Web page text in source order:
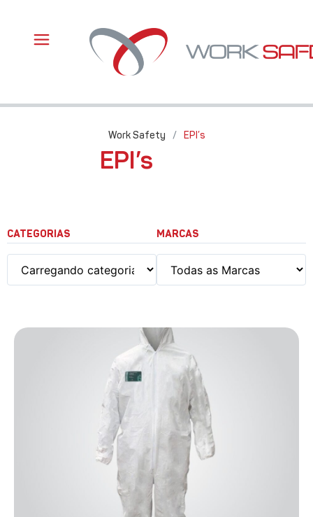
Work Safety / EPI’s
EPI’s
CATEGORIAS MARCAS